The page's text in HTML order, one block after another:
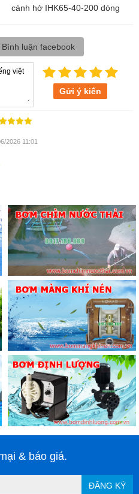
cánh hở IHK65-40-200 dòng
Bình luận facebook
Gửi ý kiến
2026 11:01
& báo giá.
ĐĂNG KÝ